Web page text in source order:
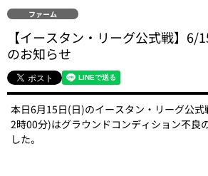
ファーム
【イースタン・リーグ公式戦】6/
のお知らせ
本日6月15日(日)のイースタン・リーグ公式
2時00分)はグラウンドコンディション不良
した。